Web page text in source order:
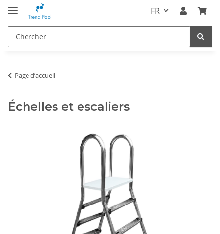
FR
Page d’accueil
Échelles et escaliers